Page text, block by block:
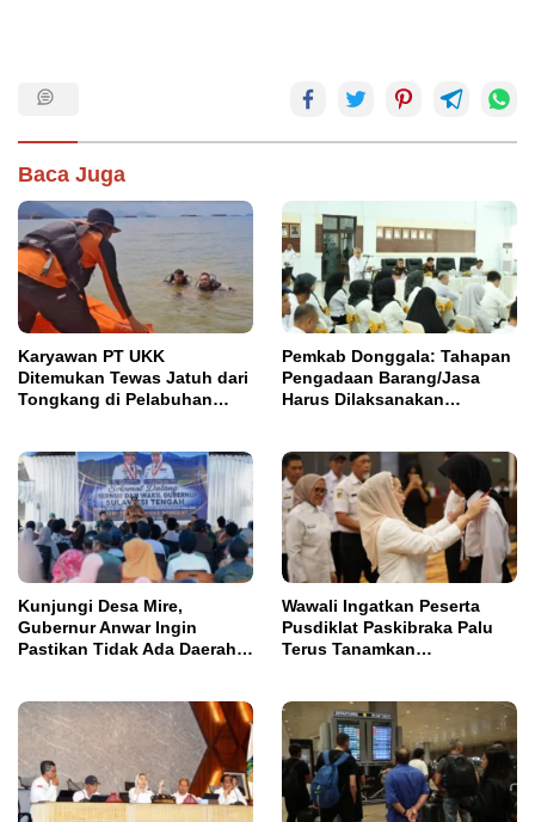
Baca Juga
Karyawan PT UKK
Ditemukan Tewas Jatuh dari
Tongkang di Pelabuhan
Pemkab Donggala: Tahapan
Pengadaan Barang/Jasa
Harus Dilaksanakan
Kunjungi Desa Mire,
Gubernur Anwar Ingin
Pastikan Tidak Ada Daerah
Wawali Ingatkan Peserta
Pusdiklat Paskibraka Palu
Terus Tanamkan